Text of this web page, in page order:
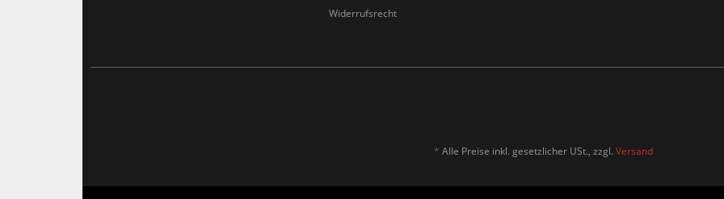
Widerrufsrecht
* Alle Preise inkl. gesetzlicher USt., zzgl. Versand